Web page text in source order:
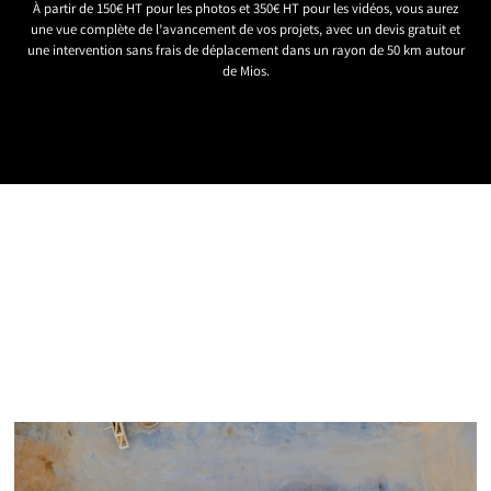
À partir de 150€ HT pour les photos et 350€ HT pour les vidéos, vous aurez
une vue complète de l’avancement de vos projets, avec un devis gratuit et
une intervention sans frais de déplacement dans un rayon de 50 km autour
de Mios.